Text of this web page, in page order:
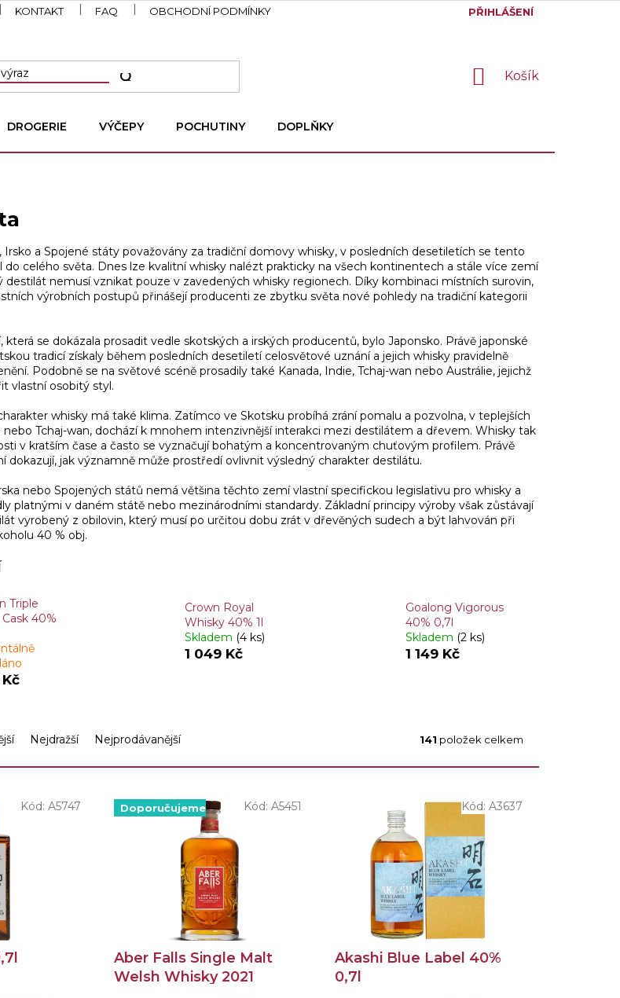
KONTAKT FAQ OBCHODNÍ PODMÍNKY PŘIHLÁŠENÍ
NÁKUPNÍ
Košík
DROGERIE VÝČEPY POCHUTINY DOPLŇKY
Irsko a Spojené státy považovány za tradiční domovy whisky, v posledních desetiletích se tento
do celého světa. Dnes lze kvalitní whisky nalézt prakticky na všech kontinentech a stále více zemí
destilát nemusí vznikat pouze v zavedených whisky regionech. Díky kombinaci místních surovin,
výrobních postupů přinášejí producenti ze zbytku světa nové pohledy na tradiční kategorii
se dokázala prosadit vedle skotských a irských producentů, bylo Japonsko. Právě japonské
tradicí získaly během posledních desetiletí celosvětové uznání a jejich whisky pravidelně
Podobně se na světové scéně prosadily také Kanada, Indie, Tchaj-wan nebo Austrálie, jejichž
vlastní osobitý styl.
whisky má také klima. Zatímco ve Skotsku probíhá zrání pomalu a pozvolna, v teplejších
nebo Tchaj-wan, dochází k mnohem intenzivnější interakci mezi destilátem a dřevem. Whisky tak
v kratším čase a často se vyznačují bohatým a koncentrovaným chuťovým profilem. Právě
dokazují, jak významně může prostředí ovlivnit výsledný charakter destilátu.
nebo Spojených států nemá většina těchto zemí vlastní specifickou legislativu pro whisky a
platnými v daném státě nebo mezinárodními standardy. Základní principy výroby však zůstávají
vyrobený z obilovin, který musí po určitou dobu zrát v dřevěných sudech a být lahvován při
40 % obj.
Triple
40%
Kč
Crown Royal
Whisky 40% 1l
Skladem (4 ks)
1 049 Kč
Goalong Vigorous
40% 0,7l
Skladem (2 ks)
1 149 Kč
Nejdražší Nejprodávanější 141 položek celkem
Kód: A5747 Doporučujeme
Aber Falls Single Malt
Welsh Whisky 2021
Kód: A5451
Akashi Blue Label 40%
0,7l
Kód: A3637